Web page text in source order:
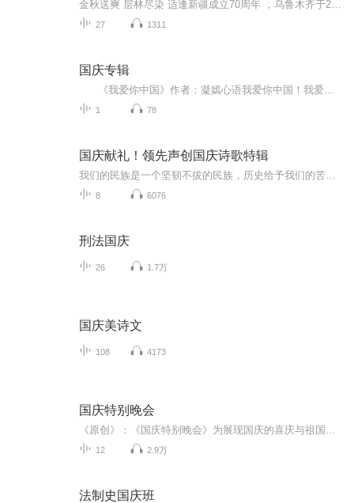
27 1311
国庆专辑
1 78
国庆献礼！领先声创国庆诗歌特辑
8 6076
刑法国庆
26 1.7万
国庆美诗文
108 4173
国庆特别晚会
12 2.9万
法制史国庆班